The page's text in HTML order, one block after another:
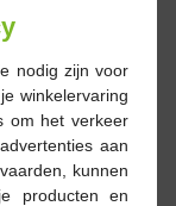
nodig zijn voor
winkelervaring
om het verkeer
aan
kunnen
producten en